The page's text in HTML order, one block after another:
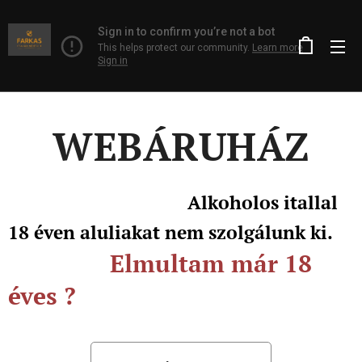
WEBÁRUHÁZ
Alkoholos itallal
18 éven aluliakat nem szolgálunk ki.
Elmultam már 18
éves ?